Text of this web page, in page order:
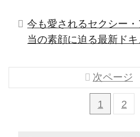
今も愛されるセクシー
当の素顔に迫る最新ド
1 2
次ページ